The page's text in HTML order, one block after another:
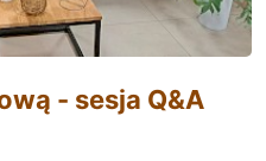
- sesja Q&A